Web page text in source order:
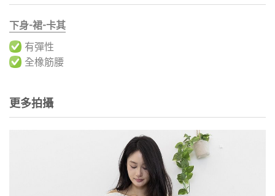
下身-裙-卡其
有彈性
全橡筋腰
更多拍攝